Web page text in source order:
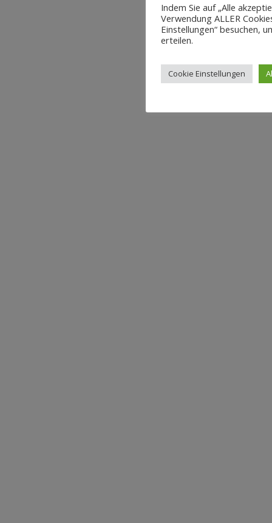
Indem Sie auf „Alle
Verwendung ALLER
Einstellungen“ besuchen,
erteilen.
Cookie Einstellungen